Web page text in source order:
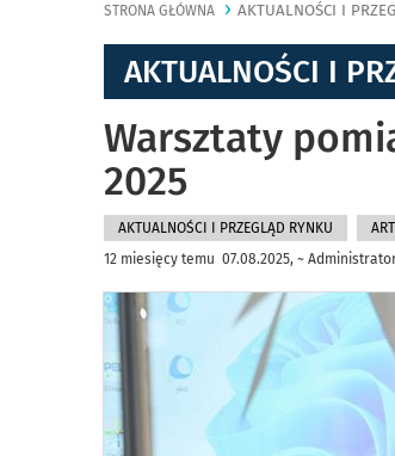
STRONA GŁÓWNA AKTUALNOŚCI I
AKTUALNOŚCI I
Warsztaty
2025
AKTUALNOŚCI I PRZEGLĄD RYNKU
12 miesięcy temu 07.08.2025, ~